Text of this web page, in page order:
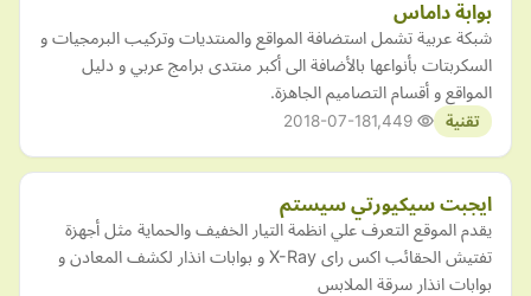
بوابة داماس
شبكة عربية تشمل استضافة المواقع والمنتديات وتركيب البرمجيات و
السكربتات بأنواعها بالأضافة الى أكبر منتدى برامج عربي و دليل
المواقع و أقسام التصاميم الجاهزة.
تقنية 2018-07-18
ايجبت سيكيورتي سيستم
يقدم الموقع التعرف علي انظمة التيار الخفيف والحماية مثل أجهزة
تفتيش الحقائب اكس راى X-Ray و بوابات انذار لكشف المعادن و
بوابات انذار سرقة الملابس